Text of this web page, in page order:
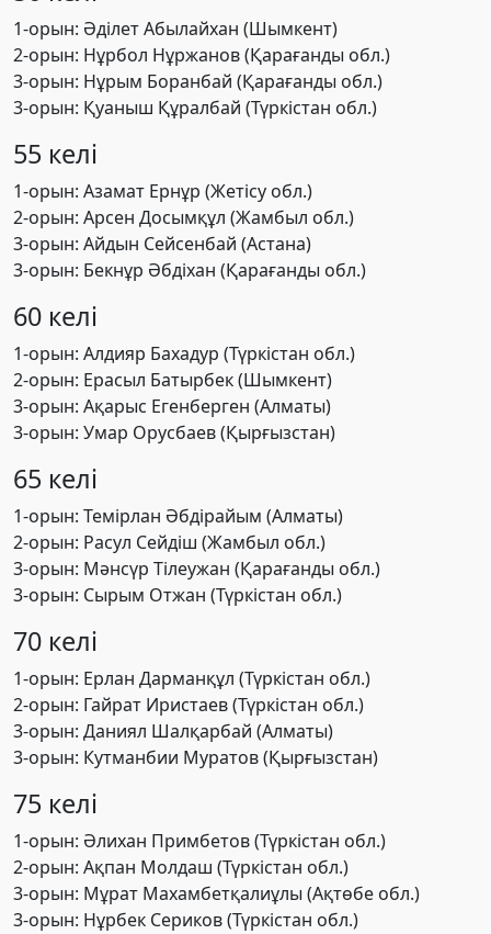
1-орын: Әділет Абылайхан (Шымкент)
2-орын: Нұрбол Нұржанов (Қарағанды обл.)
3-орын: Нұрым Боранбай (Қарағанды обл.)
3-орын: Қуаныш Құралбай (Түркістан обл.)
55 келі
1-орын: Азамат Ернұр (Жетісу обл.)
2-орын: Арсен Досымқұл (Жамбыл обл.)
3-орын: Айдын Сейсенбай (Астана)
3-орын: Бекнұр Әбдіхан (Қарағанды обл.)
60 келі
1-орын: Алдияр Бахадур (Түркістан обл.)
2-орын: Ерасыл Батырбек (Шымкент)
3-орын: Ақарыс Егенберген (Алматы)
3-орын: Умар Орусбаев (Қырғызстан)
65 келі
1-орын: Темірлан Әбдірайым (Алматы)
2-орын: Расул Сейдіш (Жамбыл обл.)
3-орын: Мәнсүр Тілеужан (Қарағанды обл.)
3-орын: Сырым Отжан (Түркістан обл.)
70 келі
1-орын: Ерлан Дарманқұл (Түркістан обл.)
2-орын: Гайрат Иристаев (Түркістан обл.)
3-орын: Даниял Шалқарбай (Алматы)
3-орын: Кутманбии Муратов (Қырғызстан)
75 келі
1-орын: Әлихан Примбетов (Түркістан обл.)
2-орын: Ақпан Молдаш (Түркістан обл.)
3-орын: Мұрат Махамбетқалиұлы (Ақтөбе обл.)
3-орын: Нұрбек Сериков (Түркістан обл.)